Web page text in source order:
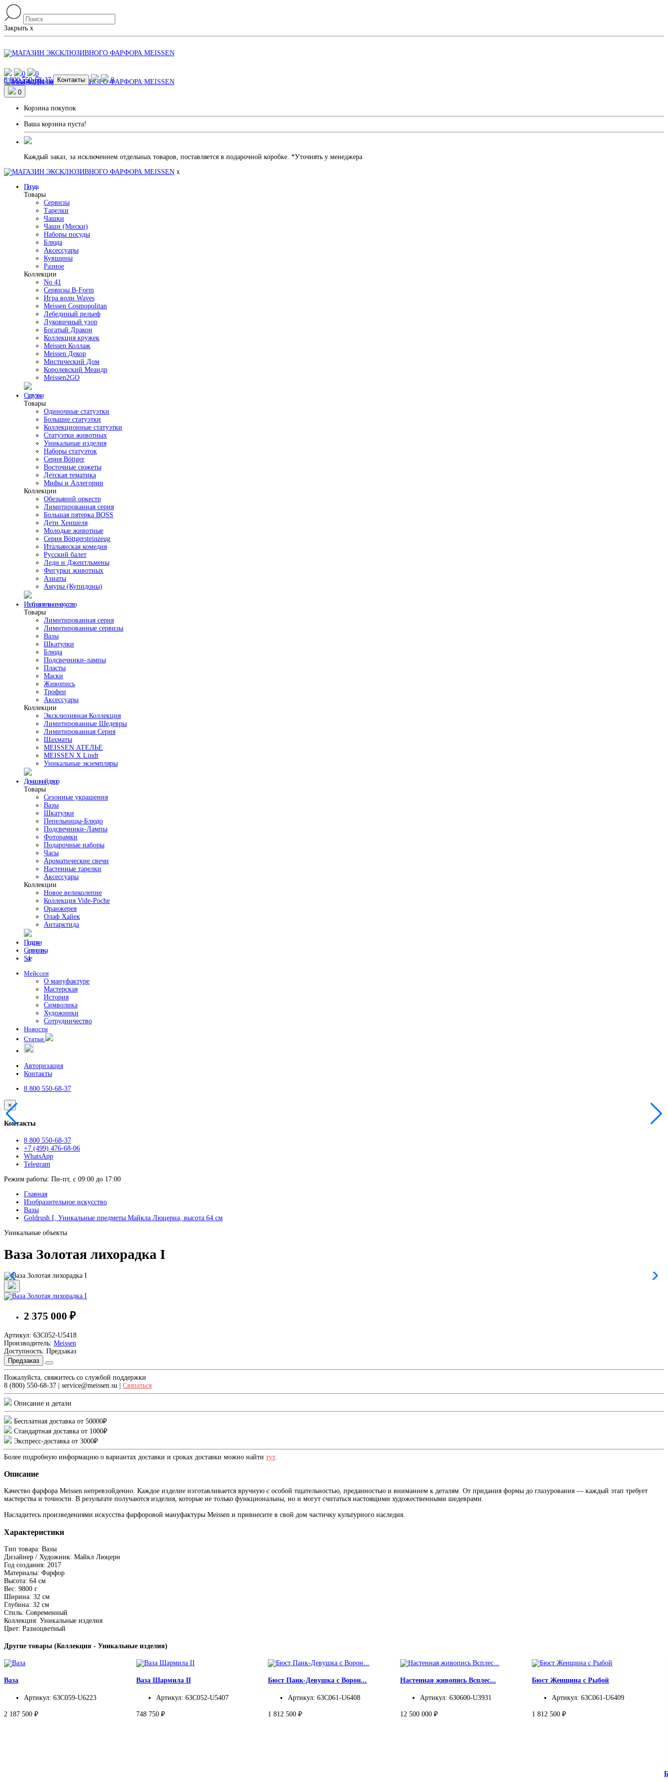
Закрыть x
0
0
МагазиныДоставка и Оплата
8 800 550-68-37 Контакты
0
0
Корзина покупок
Ваша корзина пуста!
Каждый заказ, за исключением отдельных товаров, поставляется в подарочной коробке. *Уточнять у менеджера
x
Посуда
Товары
Сервизы
Тарелки
Чашки
Чаши (Миски)
Наборы посуды
Блюда
Аксессуары
Кувшины
Разное
Коллекции
No 41
Сервизы B-Form
Игра волн Waves
Meissen Cosmopolitan
Лебединый рельеф
Луковичный узор
Богатый Дракон
Коллекция кружек
Meissen Коллаж
Meissen Декор
Мистический Дом
Королевский Меандр
Meissen2GO
Статуэтки
Товары
Одиночные статуэтки
Большие статуэтки
Коллекционные статуэтки
Статуэтки животных
Уникальные изделия
Наборы статуэток
Серия Böttger
Восточные сюжеты
Детская тематика
Мифы и Аллегории
Коллекции
Обезьяний оркестр
Лимитированная серия
Большая пятерка BOSS
Дети Хеншеля
Молодые животные
Серия Böttgersteinzeug
Итальянская комедия
Русский балет
Леди и Джентльмены
Фигурки животных
Азиаты
Амуры (Купидоны)
Изобразительное искусство
Товары
Лимитированная серия
Лимитированные сервизы
Вазы
Шкатулки
Блюда
Подсвечники-лампы
Пласты
Маски
Живопись
Трофеи
Аксессуары
Коллекции
Эксклюзивная Коллекция
Лимитированные Шедевры
Лимитированная Серия
Шахматы
MEISSEN АТЕЛЬЕ
MEISSEN X Lindt
Уникальные экземпляры
Домашний декор
Товары
Сезонные украшения
Вазы
Шкатулки
Пепельницы-Блюдо
Подсвечники-Лампы
Фоторамки
Подарочные наборы
Часы
Ароматические свечи
Настенные тарелки
Аксессуары
Коллекции
Новое великолепие
Коллекция Vide-Poche
Оранжерея
Олаф Хайек
Антарктида
Подарки
Сервировка
Sale
Мейссен
О мануфактуре
Мастерская
История
Символика
Художники
Сотрудничество
Новости
Статьи
Авторизация
Контакты
8 800 550-68-37
×
Контакты
8 800 550-68-37
+7 (499) 476-68-06
WhatsApp
Telegram
Режим работы: Пн-пт, с 09:00 до 17:00
Главная
Изобразительное искусство
Вазы
Goldrush I, Уникальные предметы Майкла Люцерна, высота 64 см
Уникальные объекты
Ваза Золотая лихорадка I
2 375 000 ₽
Артикул: 63C052-U5418
Производитель: Meissen
Доступность: Предзаказ
Предзаказ
Пожалуйста, свяжитесь со службой поддержки
8 (800) 550-68-37 | service@meissen.su | Связаться
Описание и детали
Бесплатная доставка от 50000₽
Стандартная доставка от 1000₽
Экспресс-доставка от 3000₽
Более подробную информацию о вариантах доставки и сроках доставки можно найти тут.
Описание
Качество фарфора Meissen непревзойденно. Каждое изделие изготавливается вручную с особой тщательностью, преданностью и вниманием к деталям. От придания формы до глазурования — каждый этап требует
мастерства и точности. В результате получаются изделия, которые не только функциональны, но и могут считаться настоящими художественными шедеврами.
Насладитесь произведениями искусства фарфоровой мануфактуры Meissen и привнесите в свой дом частичку культурного наследия.
Характеристики
Тип товара: Вазы
Дизайнер / Художник: Майкл Люцерн
Год создания: 2017
Материалы: Фарфор
Высота: 64 см
Вес: 9800 г
Ширина: 32 см
Глубина: 32 см
Стиль: Современный
Коллекция: Уникальные изделия
Цвет: Разноцветный
Другие товары (Коллекция - Уникальные изделия)
Ваза
Артикул: 63C059-U6223
2 187 500 ₽
Ваза Шармила II
Артикул: 63C052-U5407
748 750 ₽
Бюст Панк-Девушка с Ворон...
Артикул: 63C061-U6408
1 812 500 ₽
Настенная живопись Всплес...
Артикул: 630600-U3931
12 500 000 ₽
Бюст Женщина с Рыбой
Артикул: 63C061-U6409
1 812 500 ₽